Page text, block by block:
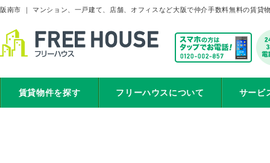
阪南市 ｜ マンション、一戸建て、店舗、オフィスなど大阪で仲介手数料無料の賃貸
賃貸物件を探す フリーハウスについて サービ